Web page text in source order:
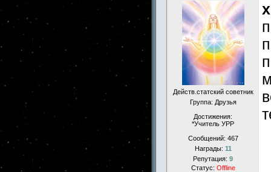
Действ.статский советник
Группа: Друзья
Достижения:
*Учитель УРР
Сообщений: 467
Награды: 11
Репутация: 9
Статус: Offline